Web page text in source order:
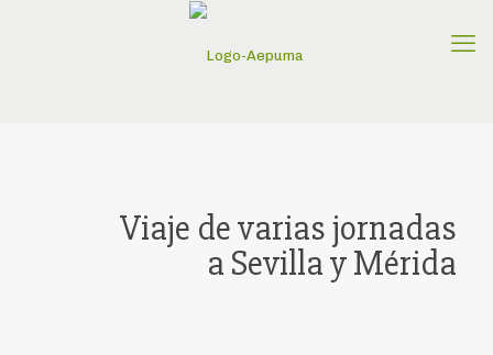
Viaje de varias jornadas
a Sevilla y Mérida